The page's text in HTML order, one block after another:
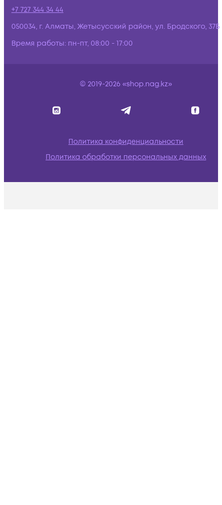
+7 727 344 34 44
050034, г. Алматы, Жетысусский район, ул. Бродского, 37Б
Время работы: пн-пт, 08:00 - 17:00
© 2019-2026 «shop.nag.kz»
Политика конфиденциальности
Политика обработки персональных данных